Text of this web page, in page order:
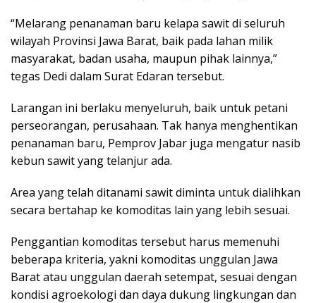
“Melarang penanaman baru kelapa sawit di seluruh
wilayah Provinsi Jawa Barat, baik pada lahan milik
masyarakat, badan usaha, maupun pihak lainnya,”
tegas Dedi dalam Surat Edaran tersebut.
Larangan ini berlaku menyeluruh, baik untuk petani
perseorangan, perusahaan. Tak hanya menghentikan
penanaman baru, Pemprov Jabar juga mengatur nasib
kebun sawit yang telanjur ada.
Area yang telah ditanami sawit diminta untuk dialihkan
secara bertahap ke komoditas lain yang lebih sesuai.
Penggantian komoditas tersebut harus memenuhi
beberapa kriteria, yakni komoditas unggulan Jawa
Barat atau unggulan daerah setempat, sesuai dengan
kondisi agroekologi dan daya dukung lingkungan dan